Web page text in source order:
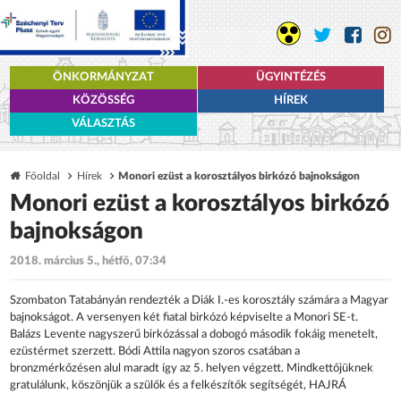
ÖNKORMÁNYZAT
ÜGYINTÉZÉS
KÖZÖSSÉG
HÍREK
VÁLASZTÁS
Főoldal Hírek Monori ezüst a korosztályos birkózó bajnokságon
Monori ezüst a korosztályos birkózó
bajnokságon
2018. március 5., hétfő, 07:34
Szombaton Tatabányán rendezték a Diák I.-es korosztály számára a Magyar
bajnokságot. A versenyen két fiatal birkózó képviselte a Monori SE-t.
Balázs Levente nagyszerű birkózással a dobogó második fokáig menetelt,
ezüstérmet szerzett. Bódi Attila nagyon szoros csatában a
bronzmérkőzésen alul maradt így az 5. helyen végzett. Mindkettőjüknek
gratulálunk, köszönjük a szülők és a felkészítők segítségét, HAJRÁ